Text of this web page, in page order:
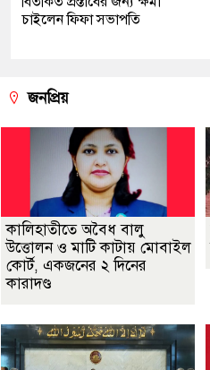
চাইলেন ফিফা সভাপতি
জনপ্রিয়
কালিহাতীতে অবৈধ বালু
উত্তোলন ও মাটি কাটায় মোবাইল
কোর্ট, একজনের ২ দিনের
কারাদণ্ড